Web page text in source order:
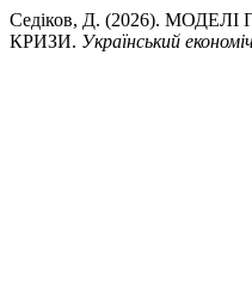
Седіков, Д. (2026).
КРИЗИ. Український